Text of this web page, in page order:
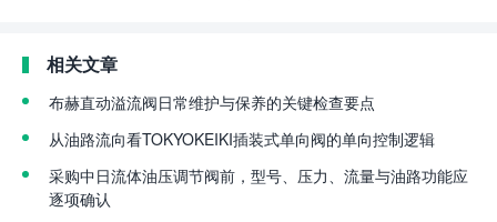
相关文章
布赫直动溢流阀日常维护与保养的关键检查要点
从油路流向看TOKYOKEIKI插装式单向阀的单向控制逻辑
采购中日流体油压调节阀前，型号、压力、流量与油路功能应
逐项确认